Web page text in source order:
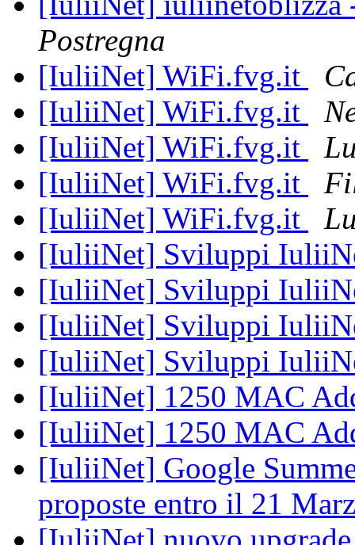
Postregna
[IuliiNet] WiFi.fvg.it
[IuliiNet] WiFi.fvg.it
[IuliiNet] WiFi.fvg.it
[IuliiNet] WiFi.fvg.it
[IuliiNet] WiFi.fvg.it
[IuliiNet] Sviluppi
[IuliiNet] Sviluppi
[IuliiNet] Sviluppi
[IuliiNet] Sviluppi
[IuliiNet] 1250 MAC
[IuliiNet] 1250 MAC
[IuliiNet] Google
proposte entro il 21